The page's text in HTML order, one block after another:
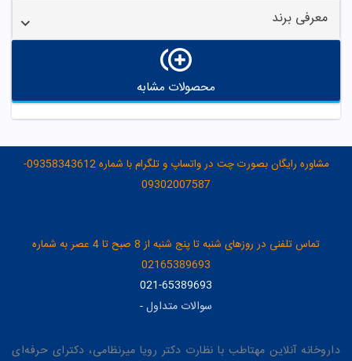
معرفی برند
محصولات مشابه
مشاوره رایگان بصورت چت در واتساپ و تلگرام با شماره 09358343612-
09302007587
تماس تلفنی در روزهای شنبه تا پنج شنبه از 8 صبح تا 4 عصر به شماره
02165389693
021-65389693
سوالات متداول-
داروخانه آنلاین مهتاطب با نظارت دکتر رویا میرنظامی، دکترای حرفه‌ای